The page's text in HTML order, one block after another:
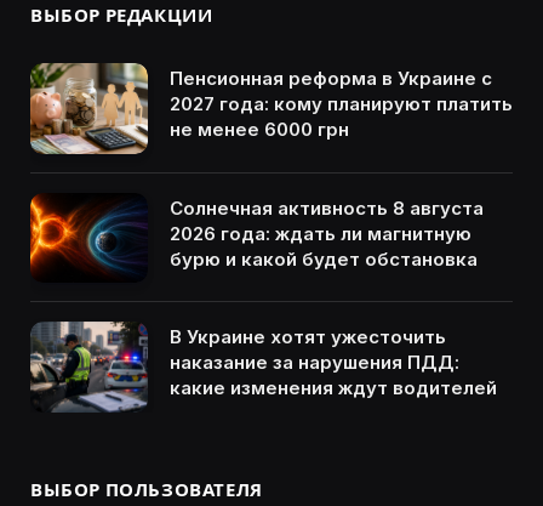
ВЫБОР РЕДАКЦИИ
Пенсионная реформа в Украине с
2027 года: кому планируют платить
не менее 6000 грн
Солнечная активность 8 августа
2026 года: ждать ли магнитную
бурю и какой будет обстановка
В Украине хотят ужесточить
наказание за нарушения ПДД:
какие изменения ждут водителей
ВЫБОР ПОЛЬЗОВАТЕЛЯ